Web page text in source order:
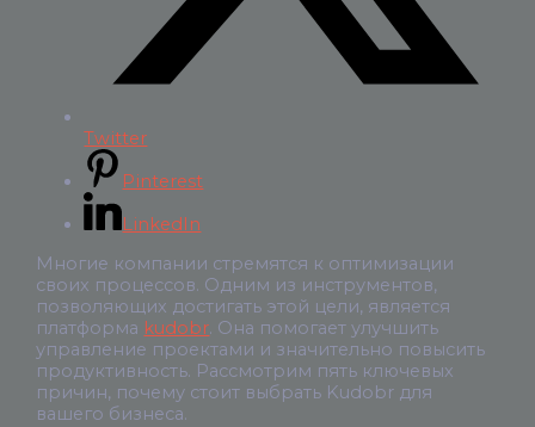
Twitter
Pinterest
LinkedIn
Многие компании стремятся к оптимизации
своих процессов. Одним из инструментов,
позволяющих достигать этой цели, является
платформа kudobr. Она помогает улучшить
управление проектами и значительно повысить
продуктивность. Рассмотрим пять ключевых
причин, почему стоит выбрать Kudobr для
вашего бизнеса.